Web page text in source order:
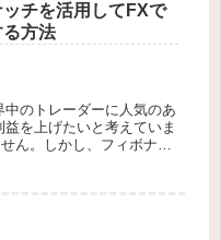
ッチを活用してFXで
る方法
のトレーダーに人気のあ
を上げたいと考えていま
ん。しかし、フィボナッ